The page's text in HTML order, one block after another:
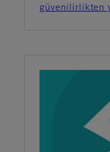
güvenilirlikten